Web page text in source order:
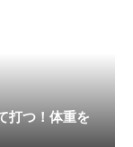
打つ！体重を